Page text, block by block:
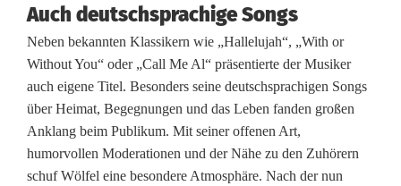
e
r
t
P
u
Auch deutschsprachige Songs
Neben bekannten Klassikern wie „Hallelujah“, „With or
Without You“ oder „Call Me Al“ präsentierte der Musiker
auch eigene Titel. Besonders seine deutschsprachigen Songs
über Heimat, Begegnungen und das Leben fanden großen
Anklang beim Publikum. Mit seiner offenen Art,
humorvollen Moderationen und der Nähe zu den Zuhörern
schuf Wölfel eine besondere Atmosphäre. Nach der nun